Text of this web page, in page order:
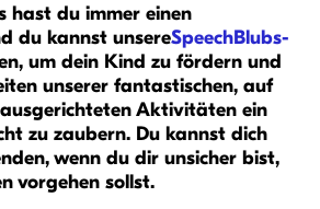
hast du immer einen
du kannst unsereSpeechBlubs-
um dein Kind zu fördern und
unserer fantastischen, auf
Aktivitäten ein
zu zaubern. Du kannst dich
wenn du dir unsicher bist,
vorgehen sollst.